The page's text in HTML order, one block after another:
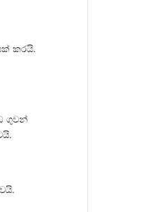
කරයි.
ගුවන්